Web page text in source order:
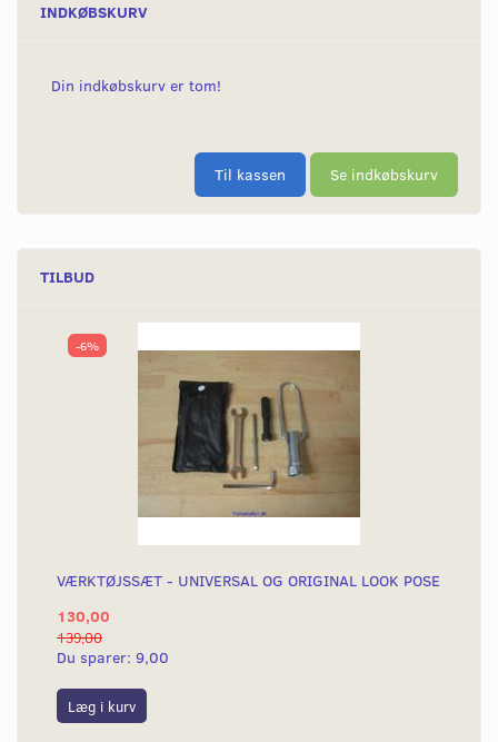
INDKØBSKURV
Din indkøbskurv er tom!
Til kassen Se indkøbskurv
TILBUD
-6%
VÆRKTØJSSÆT - UNIVERSAL OG ORIGINAL LOOK POSE
130,00
139,00
Du sparer: 9,00
Læg i kurv